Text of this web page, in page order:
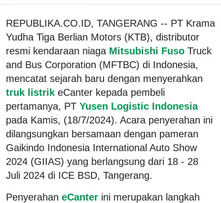
REPUBLIKA.CO.ID, TANGERANG -- PT Krama
Yudha Tiga Berlian Motors (KTB), distributor
resmi kendaraan niaga Mitsubishi Fuso Truck
and Bus Corporation (MFTBC) di Indonesia,
mencatat sejarah baru dengan menyerahkan
truk listrik eCanter kepada pembeli
pertamanya, PT Yusen Logistic Indonesia
pada Kamis, (18/7/2024). Acara penyerahan ini
dilangsungkan bersamaan dengan pameran
Gaikindo Indonesia International Auto Show
2024 (GIIAS) yang berlangsung dari 18 - 28
Juli 2024 di ICE BSD, Tangerang.
Penyerahan eCanter ini merupakan langkah